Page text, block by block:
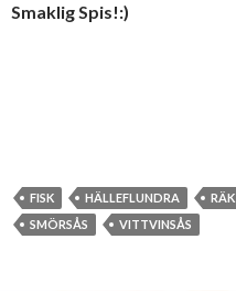
Smaklig Spis!:)
FISK HÄLLEFLUNDRA
SMÖRSÅS
VITTVINSÅS